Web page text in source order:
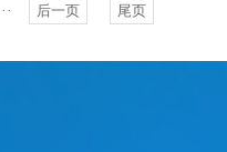
后一页 尾页